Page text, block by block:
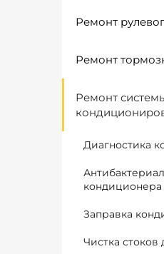
Ремонт
Ремонт
Ремонт
Диагностика
кондиционера
Заправка
Чистка